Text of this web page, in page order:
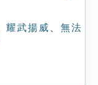
耀武揚威
無法